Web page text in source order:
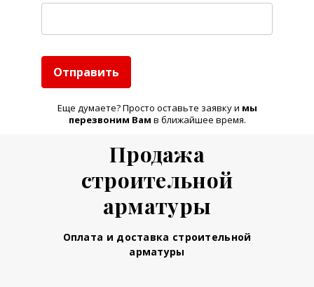
Отправить
Еще думаете? Просто оставьте заявку и мы
перезвоним Вам в ближайшее время.
Продажа
строительной
арматуры
Оплата и доставка строительной
арматуры